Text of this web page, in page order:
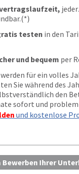
testen in den
und bequem per
für ein volles
Sie während des
den
sofort und
und kostenlose
Bewerben Ihrer